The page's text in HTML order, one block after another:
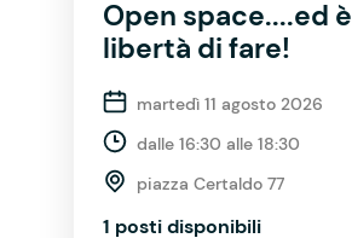
Open space....ed è
libertà di fare!
martedì 11 agosto 2026
dalle 16:30 alle 18:30
piazza Certaldo 77
1 posti disponibili